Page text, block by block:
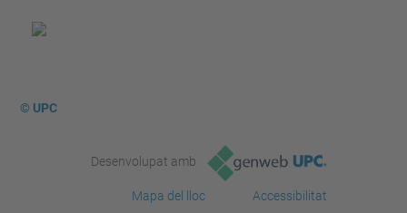
© UPC
Desenvolupat amb
Mapa del lloc
Accessibilitat